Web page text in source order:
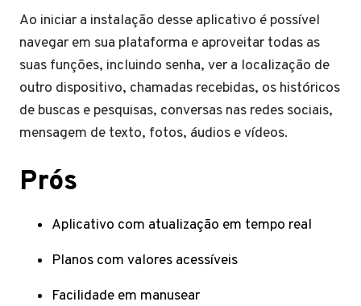
Ao iniciar a instalação desse aplicativo é possível
navegar em sua plataforma e aproveitar todas as
suas funções, incluindo senha, ver a localização de
outro dispositivo, chamadas recebidas, os históricos
de buscas e pesquisas, conversas nas redes sociais,
mensagem de texto, fotos, áudios e vídeos.
Prós
Aplicativo com atualização em tempo real
Planos com valores acessíveis
Facilidade em manusear